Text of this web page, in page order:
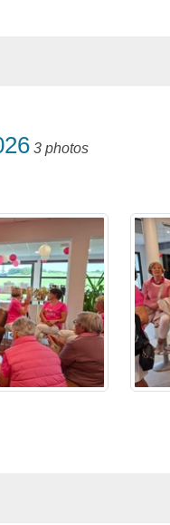
3 photos